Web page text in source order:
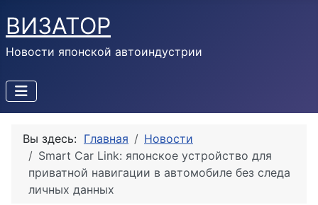
ВИЗАТОР
Новости японской автоиндустрии
Вы здесь: Главная
Новости
Smart Car Link: японское устройство для
приватной навигации в автомобиле без следа
личных данных